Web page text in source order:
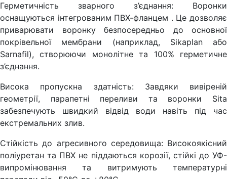
Герметичність зварного з’єднання: Воронки
оснащуються інтегрованим ПВХ-фланцем . Це дозволяє
приварювати воронку безпосередньо до основної
покрівельної мембрани (наприклад, Sikaplan або
Sarnafil), створюючи монолітне та 100% герметичне
з’єднання.
Висока пропускна здатність: Завдяки вивіреній
геометрії, парапетні переливи та воронки Sita
забезпечують швидкий відвід води навіть під час
екстремальних злив.
Стійкість до агресивного середовища: Високоякісний
поліуретан та ПВХ не піддаються корозії, стійкі до УФ-
випромінювання та витримують температурні